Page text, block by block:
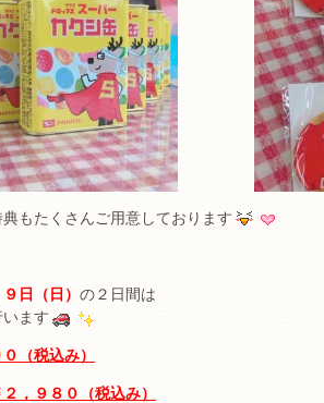
もたくさんご用意しております
９日（日） の２日間は
ます
（税込み）
，９８０（税込み）